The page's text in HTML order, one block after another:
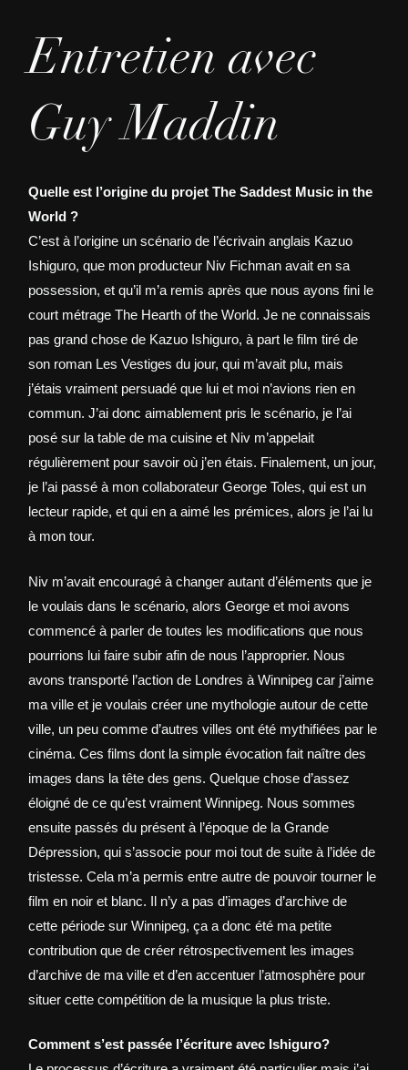
Entretien avec
Guy Maddin
Quelle est l’origine du projet The Saddest Music in the
World ?
C’est à l’origine un scénario de l’écrivain anglais Kazuo
Ishiguro, que mon producteur Niv Fichman avait en sa
possession, et qu’il m’a remis après que nous ayons fini le
court métrage The Hearth of the World. Je ne connaissais
pas grand chose de Kazuo Ishiguro, à part le film tiré de
son roman Les Vestiges du jour, qui m’avait plu, mais
j’étais vraiment persuadé que lui et moi n’avions rien en
commun. J’ai donc aimablement pris le scénario, je l’ai
posé sur la table de ma cuisine et Niv m’appelait
régulièrement pour savoir où j’en étais. Finalement, un jour,
je l’ai passé à mon collaborateur George Toles, qui est un
lecteur rapide, et qui en a aimé les prémices, alors je l’ai lu
à mon tour.
Niv m’avait encouragé à changer autant d’éléments que je
le voulais dans le scénario, alors George et moi avons
commencé à parler de toutes les modifications que nous
pourrions lui faire subir afin de nous l’approprier. Nous
avons transporté l’action de Londres à Winnipeg car j’aime
ma ville et je voulais créer une mythologie autour de cette
ville, un peu comme d’autres villes ont été mythifiées par le
cinéma. Ces films dont la simple évocation fait naître des
images dans la tête des gens. Quelque chose d’assez
éloigné de ce qu’est vraiment Winnipeg. Nous sommes
ensuite passés du présent à l’époque de la Grande
Dépression, qui s’associe pour moi tout de suite à l’idée de
tristesse. Cela m’a permis entre autre de pouvoir tourner le
film en noir et blanc. Il n’y a pas d’images d’archive de
cette période sur Winnipeg, ça a donc été ma petite
contribution que de créer rétrospectivement les images
d’archive de ma ville et d’en accentuer l’atmosphère pour
situer cette compétition de la musique la plus triste.
Comment s’est passée l’écriture avec Ishiguro?